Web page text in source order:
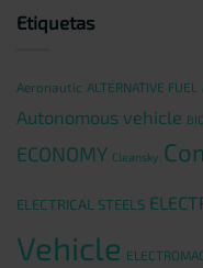
Etiquetas
Aeronautic ALTERNATIVE FUEL
Autonomous vehicle
ECONOMY Cleansky
ELECTRICAL STEELS
Vehicle